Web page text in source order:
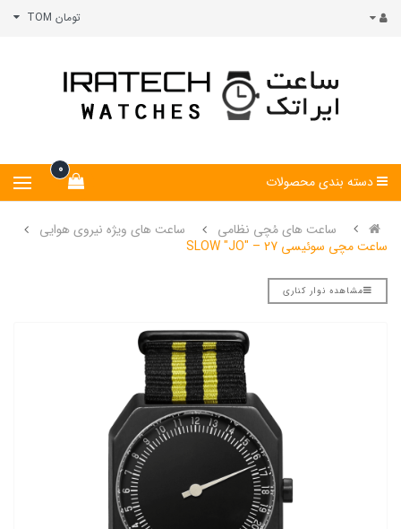
تومان TOM
0
دسته بندی محصولات
ساعت های مُچی نظامی
ساعت های ویژه نیروی هوایی
ساعت مچی سوئیسی SLOW "JO" – 27
مشاهده نوار کناری